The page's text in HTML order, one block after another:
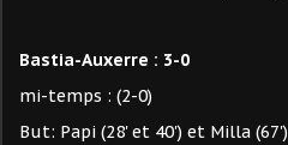
Bastia-Auxerre : 3-0
mi-temps : (2-0)
But: Papi (28' et 40') et Milla (67')